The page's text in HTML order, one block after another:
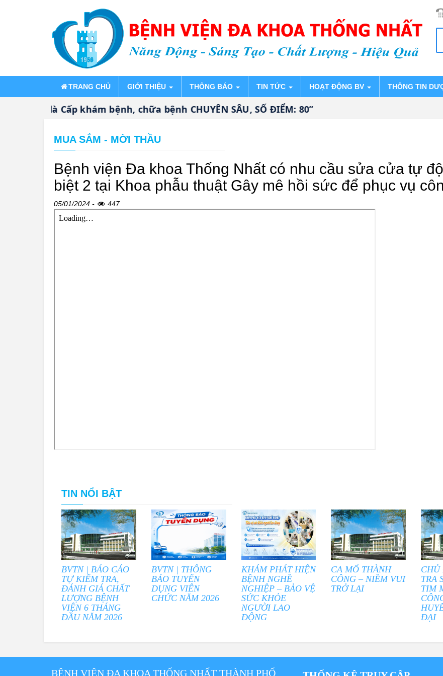
TRANG CHỦ GIỚI THIỆU THÔNG BÁO TIN TỨC HOẠT ĐỘNG BV THÔNG TIN
Nhất là Cấp khám bệnh, chữa bệnh CHUYÊN SÂU, SỐ ĐIỂM: 80”
MUA SẮM - MỜI THẦU
Bệnh viện Đa khoa Thống Nhất có nhu cầu sửa cửa tự
biệt 2 tại Khoa phẫu thuật Gây mê hồi sức để phục vụ
05/01/2024 - 447
TIN NỔI BẬT
BVTN | BÁO CÁO
TỰ KIỂM TRA,
ĐÁNH GIÁ CHẤT
LƯỢNG BỆNH
VIỆN 6 THÁNG
ĐẦU NĂM 2026
BVTN | THÔNG
BÁO TUYỂN
DỤNG VIÊN
CHỨC NĂM 2026
KHÁM PHÁT HIỆN
BỆNH NGHỀ
NGHIỆP – BẢO VỆ
SỨC KHỎE
NGƯỜI LAO
ĐỘNG
CA MỔ THÀNH
CÔNG – NIỀM VUI
TRỞ LẠI
CHỦ
TRA
TIM
ĐẠI
BỆNH VIỆN ĐA KHOA THỐNG NHẤT THÀNH PHỐ